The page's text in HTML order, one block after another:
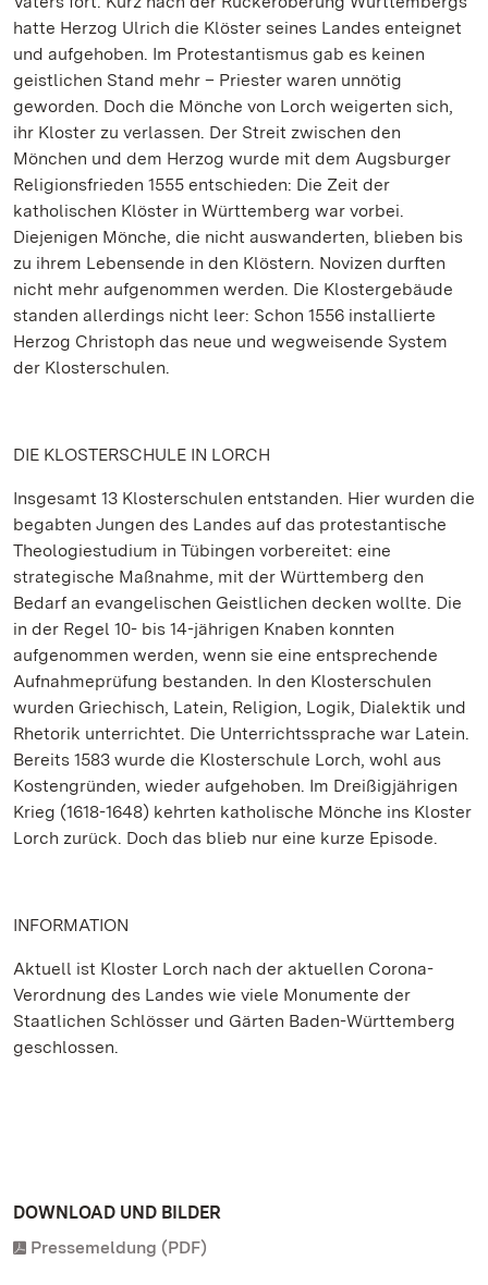
hatte Herzog Ulrich die Klöster seines Landes enteignet
und aufgehoben. Im Protestantismus gab es keinen
geistlichen Stand mehr – Priester waren unnötig
geworden. Doch die Mönche von Lorch weigerten sich,
ihr Kloster zu verlassen. Der Streit zwischen den
Mönchen und dem Herzog wurde mit dem Augsburger
Religionsfrieden 1555 entschieden: Die Zeit der
katholischen Klöster in Württemberg war vorbei.
Diejenigen Mönche, die nicht auswanderten, blieben bis
zu ihrem Lebensende in den Klöstern. Novizen durften
nicht mehr aufgenommen werden. Die Klostergebäude
standen allerdings nicht leer: Schon 1556 installierte
Herzog Christoph das neue und wegweisende System
der Klosterschulen.
DIE KLOSTERSCHULE IN LORCH
Insgesamt 13 Klosterschulen entstanden. Hier wurden die
begabten Jungen des Landes auf das protestantische
Theologiestudium in Tübingen vorbereitet: eine
strategische Maßnahme, mit der Württemberg den
Bedarf an evangelischen Geistlichen decken wollte. Die
in der Regel 10- bis 14-jährigen Knaben konnten
aufgenommen werden, wenn sie eine entsprechende
Aufnahmeprüfung bestanden. In den Klosterschulen
wurden Griechisch, Latein, Religion, Logik, Dialektik und
Rhetorik unterrichtet. Die Unterrichtssprache war Latein.
Bereits 1583 wurde die Klosterschule Lorch, wohl aus
Kostengründen, wieder aufgehoben. Im Dreißigjährigen
Krieg (1618-1648) kehrten katholische Mönche ins Kloster
Lorch zurück. Doch das blieb nur eine kurze Episode.
INFORMATION
Aktuell ist Kloster Lorch nach der aktuellen Corona-
Verordnung des Landes wie viele Monumente der
Staatlichen Schlösser und Gärten Baden-Württemberg
geschlossen.
DOWNLOAD UND BILDER
Pressemeldung (PDF)